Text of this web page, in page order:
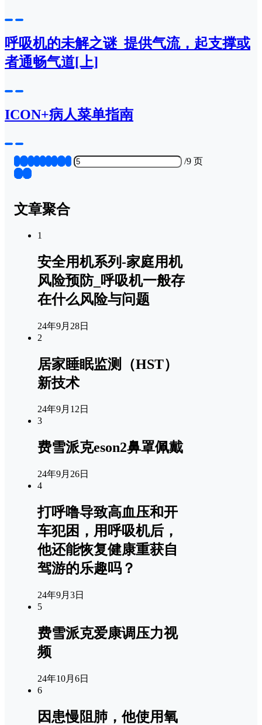
呼吸机的未解之谜_提供气流，起支撑或
者通畅气道[上]
ICON+病人菜单指南
/9 页
文章聚合
1
安全用机系列-家庭用机
风险预防_呼吸机一般存
在什么风险与问题
24年9月28日
2
居家睡眠监测（HST）
新技术
24年9月12日
3
费雪派克eson2鼻罩佩戴
24年9月26日
4
打呼噜导致高血压和开
车犯困，用呼吸机后，
他还能恢复健康重获自
驾游的乐趣吗？
24年9月3日
5
费雪派克爱康调压力视
频
24年10月6日
6
因患慢阻肺，他使用氧